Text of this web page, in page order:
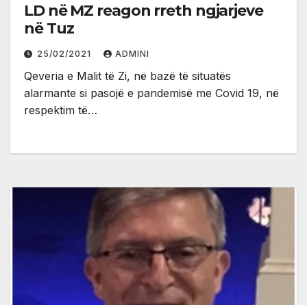
LD në MZ reagon rreth ngjarjeve
në Tuz
25/02/2021 ADMINI
Qeveria e Malit të Zi, në bazë të situatës
alarmante si pasojë e pandemisë me Covid 19, në
respektim të…